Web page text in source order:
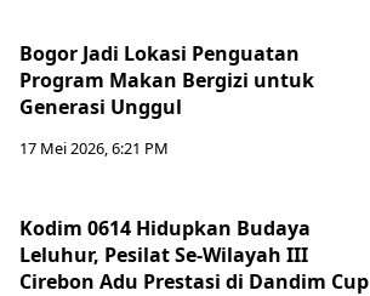
Bogor Jadi Lokasi Penguatan
Program Makan Bergizi untuk
Generasi Unggul
17 Mei 2026, 6:21 PM
Kodim 0614 Hidupkan Budaya
Leluhur, Pesilat Se-Wilayah III
Cirebon Adu Prestasi di Dandim Cup